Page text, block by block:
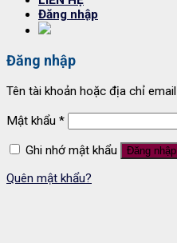
Đăng nhập
Đăng nhập
Tên tài khoản hoặc địa chỉ email
Mật khẩu *
Ghi nhớ mật khẩu Đăng nhập
Quên mật khẩu?